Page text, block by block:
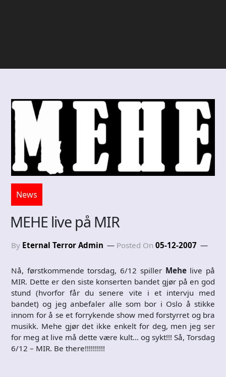
News
MEHE live på MIR
By Eternal Terror Admin Posted On 05-12-2007
Nå, førstkommende torsdag, 6/12 spiller Mehelive på
MIR. Dette er den siste konserten bandet gjør på en god
stund (hvorfor får du senere vite i et intervju med
bandet) og jeg anbefaler alle som bor i Oslo å stikke
innom for å se et forrykende show med forstyrret og bra
musikk. Mehe gjør det ikke enkelt for deg, men jeg ser
for meg at live må dette være kult… og sykt!!! Så, Torsdag
6/12 – MIR. Be there!!!!!!!!!!